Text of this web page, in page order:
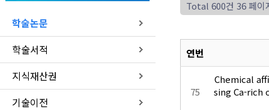
학술논문
학술서적
지식재산권
기술이전
Total 600건 36 페이
연번
75
Chemical
sing Ca-rich